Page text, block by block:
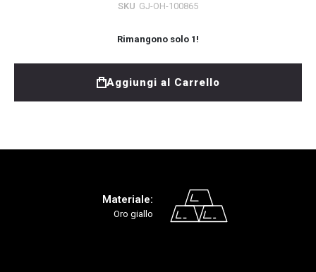
SKU GJ-OH-100865
Rimangono solo 1 !
Aggiungi al Carrello
Materiale:
Oro giallo